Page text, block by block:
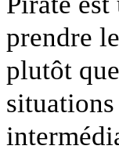
prendre
plutôt